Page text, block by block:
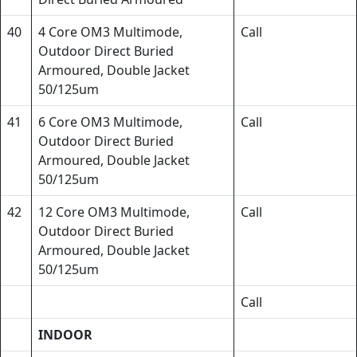
40
4 Core OM3 Multimode,
Outdoor Direct Buried
Armoured, Double Jacket
50/125um
Call
41
6 Core OM3 Multimode,
Outdoor Direct Buried
Armoured, Double Jacket
50/125um
Call
42
12 Core OM3 Multimode,
Outdoor Direct Buried
Armoured, Double Jacket
50/125um
Call
Call
INDOOR